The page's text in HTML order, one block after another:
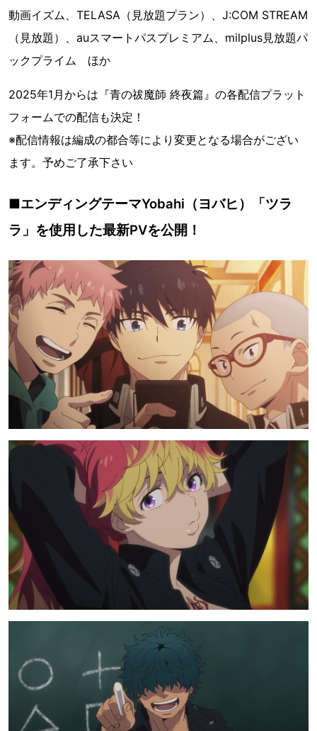
動画イズム、TELASA（見放題プラン）、J:COM STREAM
（見放題）、auスマートパスプレミアム、milplus見放題パ
ックプライム ほか
2025年1月からは『青の祓魔師 終夜篇』の各配信プラット
フォームでの配信も決定！
※配信情報は編成の都合等により変更となる場合がござい
ます。予めご了承下さい
■エンディングテーマYobahi（ヨバヒ）「ツラ
ラ」を使用した最新PVを公開！